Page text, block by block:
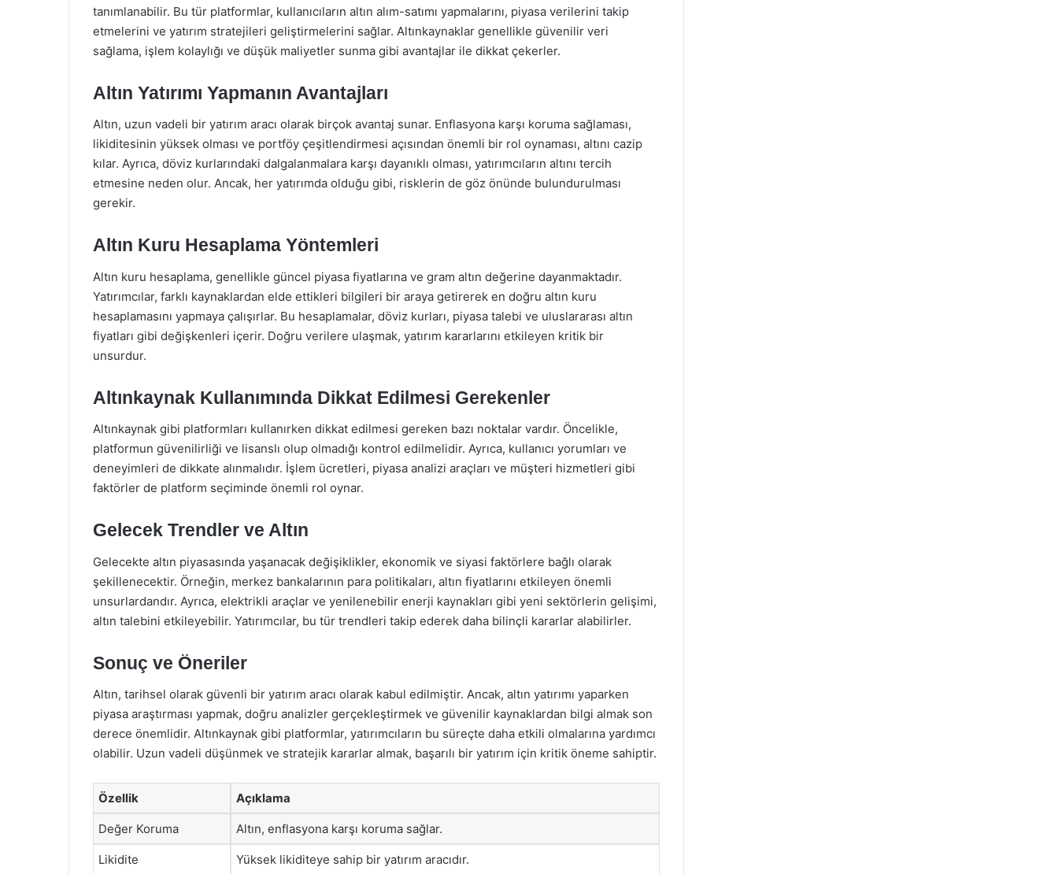
tanımlanabilir. Bu tür platformlar, kullanıcıların altın alım-satımı yapmalarını, piyasa verilerini takip
etmelerini ve yatırım stratejileri geliştirmelerini sağlar. Altınkaynaklar genellikle güvenilir veri
sağlama, işlem kolaylığı ve düşük maliyetler sunma gibi avantajlar ile dikkat çekerler.
Altın Yatırımı Yapmanın Avantajları
Altın, uzun vadeli bir yatırım aracı olarak birçok avantaj sunar. Enflasyona karşı koruma sağlaması,
likiditesinin yüksek olması ve portföy çeşitlendirmesi açısından önemli bir rol oynaması, altını cazip
kılar. Ayrıca, döviz kurlarındaki dalgalanmalara karşı dayanıklı olması, yatırımcıların altını tercih
etmesine neden olur. Ancak, her yatırımda olduğu gibi, risklerin de göz önünde bulundurulması
gerekir.
Altın Kuru Hesaplama Yöntemleri
Altın kuru hesaplama, genellikle güncel piyasa fiyatlarına ve gram altın değerine dayanmaktadır.
Yatırımcılar, farklı kaynaklardan elde ettikleri bilgileri bir araya getirerek en doğru altın kuru
hesaplamasını yapmaya çalışırlar. Bu hesaplamalar, döviz kurları, piyasa talebi ve uluslararası altın
fiyatları gibi değişkenleri içerir. Doğru verilere ulaşmak, yatırım kararlarını etkileyen kritik bir
unsurdur.
Altınkaynak Kullanımında Dikkat Edilmesi Gerekenler
Altınkaynak gibi platformları kullanırken dikkat edilmesi gereken bazı noktalar vardır. Öncelikle,
platformun güvenilirliği ve lisanslı olup olmadığı kontrol edilmelidir. Ayrıca, kullanıcı yorumları ve
deneyimleri de dikkate alınmalıdır. İşlem ücretleri, piyasa analizi araçları ve müşteri hizmetleri gibi
faktörler de platform seçiminde önemli rol oynar.
Gelecek Trendler ve Altın
Gelecekte altın piyasasında yaşanacak değişiklikler, ekonomik ve siyasi faktörlere bağlı olarak
şekillenecektir. Örneğin, merkez bankalarının para politikaları, altın fiyatlarını etkileyen önemli
unsurlardandır. Ayrıca, elektrikli araçlar ve yenilenebilir enerji kaynakları gibi yeni sektörlerin gelişimi,
altın talebini etkileyebilir. Yatırımcılar, bu tür trendleri takip ederek daha bilinçli kararlar alabilirler.
Sonuç ve Öneriler
Altın, tarihsel olarak güvenli bir yatırım aracı olarak kabul edilmiştir. Ancak, altın yatırımı yaparken
piyasa araştırması yapmak, doğru analizler gerçekleştirmek ve güvenilir kaynaklardan bilgi almak son
derece önemlidir. Altınkaynak gibi platformlar, yatırımcıların bu süreçte daha etkili olmalarına yardımcı
olabilir. Uzun vadeli düşünmek ve stratejik kararlar almak, başarılı bir yatırım için kritik öneme sahiptir.
Özellik Açıklama
Değer Koruma Altın, enflasyona karşı koruma sağlar.
Likidite Yüksek likiditeye sahip bir yatırım aracıdır.